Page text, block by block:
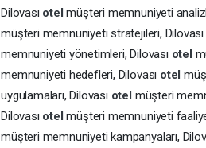
Dilovası otelmüşteri memnuniyeti
müşteri memnuniyeti stratejileri, Dilovası
memnuniyeti yönetimleri, Dilovası otel
memnuniyeti hedefleri, Dilovası otel
uygulamaları, Dilovası otel müşteri
Dilovası otelmüşteri memnuniyeti
müşteri memnuniyeti kampanyaları,